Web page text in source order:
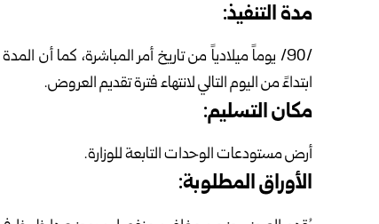
مدة التنفيذ:
ابتداءً من اليوم التالي لانتهاء فترة تقديم العروض.
مكان التسليم:
أرض مستودعات الوحدات التابعة للوزارة.
الأوراق المطلوبة: